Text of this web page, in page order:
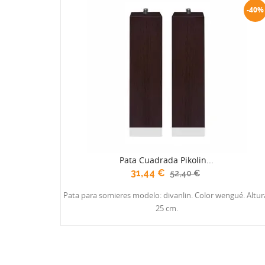
-40%
Pata Cuadrada Pikolin...
31,44 € 52,40 €
Pata para somieres modelo: divanlin. Color wengué.
25 cm.